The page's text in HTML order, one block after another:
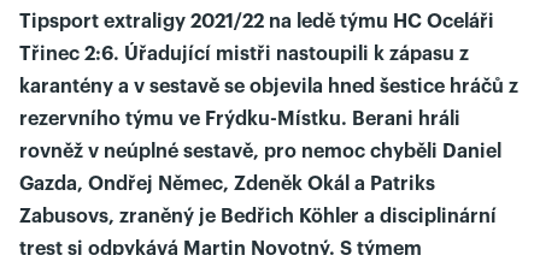
Tipsport extraligy 2021/22 na ledě týmu HC Oceláři
Třinec 2:6. Úřadující mistři nastoupili k zápasu z
karantény a v sestavě se objevila hned šestice hráčů z
rezervního týmu ve Frýdku-Místku. Berani hráli
rovněž v neúplné sestavě, pro nemoc chyběli Daniel
Gazda, Ondřej Němec, Zdeněk Okál a Patriks
Zabusovs, zraněný je Bedřich Köhler a disciplinární
trest si odpykává Martin Novotný. S týmem